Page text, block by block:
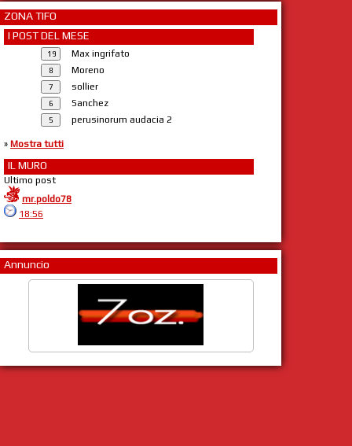
ZONA TIFO
I POST DEL MESE
Max ingrifato
Moreno
sollier
Sanchez
perusinorum audacia 2
» Mostra tutti
IL MURO
Ultimo post
mr.poldo78
18:56
Annuncio